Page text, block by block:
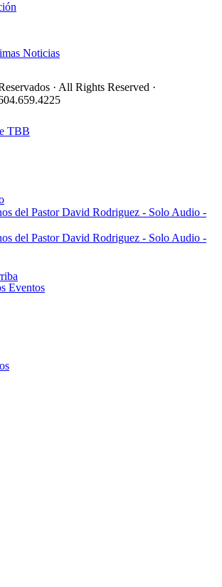
Noticias
TBB
Eventos
· All Rights Reserved ·